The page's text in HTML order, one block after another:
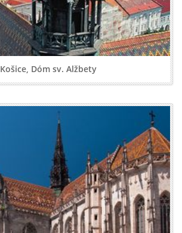
Košice, Dóm sv. Alžbety